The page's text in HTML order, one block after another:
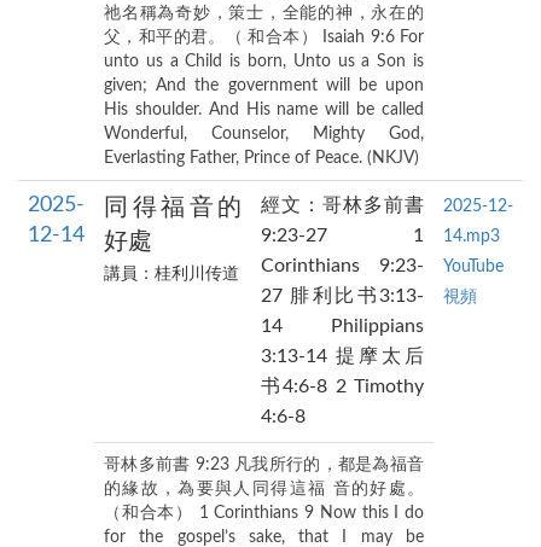
祂名稱為奇妙，策士，全能的神，永在的
父，和平的君。（ 和合本） Isaiah 9:6 For
unto us a Child is born, Unto us a Son is
given; And the government will be upon
His shoulder. And His name will be called
Wonderful, Counselor, Mighty God,
Everlasting Father, Prince of Peace. (NKJV)
2025-
12-14
同得福音的
好處
講員：桂利川传道
經文：哥林多前書
9:23-27 1
Corinthians 9:23-
27 腓利比书3:13-
14 Philippians
3:13-14 提摩太后
书4:6-8 2 Timothy
4:6-8
2025-12-
14.mp3
YouTube
視頻
哥林多前書 9:23 凡我所行的，都是為福音
的緣故，為要與人同得這福 音的好處。
（和合本） 1 Corinthians 9 Now this I do
for the gospel’s sake, that I may be